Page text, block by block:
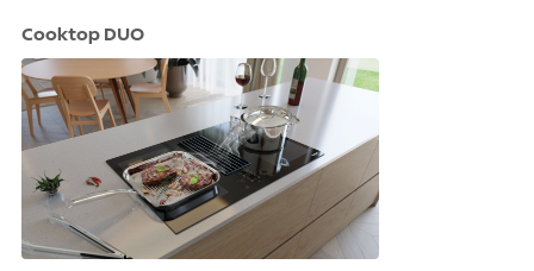
Cooktop DUO